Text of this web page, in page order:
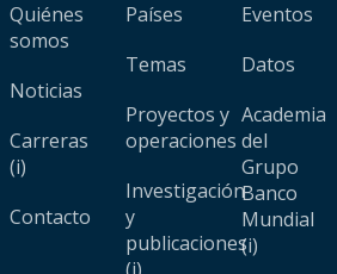
Quiénes
somos
Noticias
Carreras
(i)
Contacto
Países
Temas
Proyectos y
operaciones
Investigación
y
publicaciones
Eventos
Datos
Academia
del
Grupo
Banco
Mundial
(i)